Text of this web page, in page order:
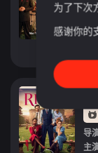
导
导
主
为了下次
感谢你的